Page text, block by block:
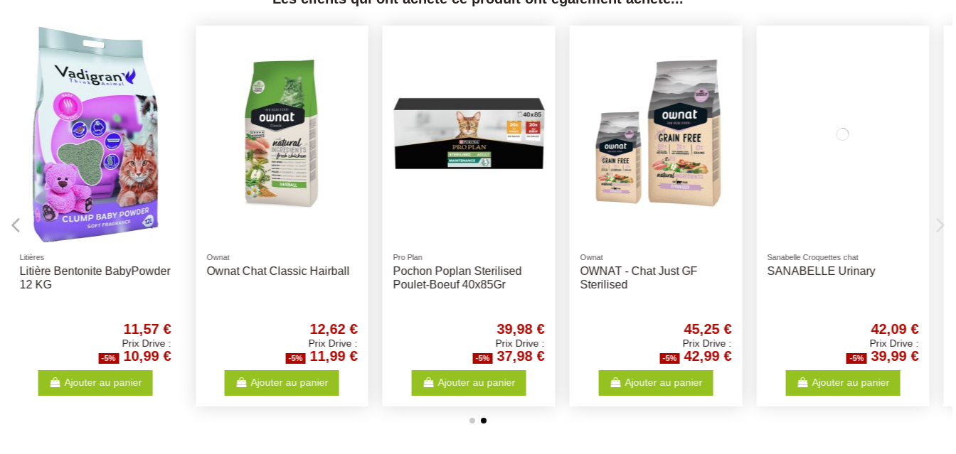
Ownat
Ownat Chat Classic Hairball
12,62 €
Prix Drive :
-5% 11,99 €
Ajouter au panier
Pro Plan
Pochon Poplan Sterilised
39,98 €
Prix Drive :
-5% 37,98 €
Ajouter au panier
Ownat
OWNAT - Chat Just GF
Sterilised
45,25 €
Prix Drive :
-5% 42,99 €
Ajouter au panier
Sanabelle Croquettes chat
SANABELLE Urinary
42,09 €
Prix Drive :
-5% 39,99 €
Ajouter au panier
Ownat
OWNAT - Chat Just GF Adult
42,10 €
Prix Drive :
-5% 40,00 €
Ajouter au panier